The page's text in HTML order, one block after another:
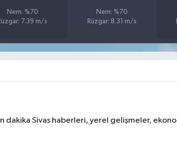
Nem: %70
7.39 m/s
Nem: %70
Rüzgar: 8.31 m/s
dakika Sivas haberleri, yerel gelişmeler,